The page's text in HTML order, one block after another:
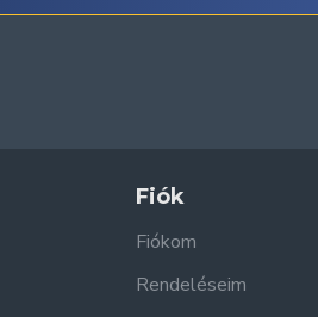
Fiók
Fiókom
Rendeléseim